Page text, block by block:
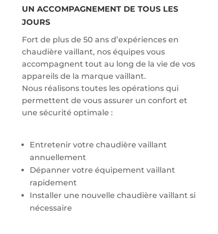
UN ACCOMPAGNEMENT DE TOUS LES
JOURS
Fort de plus de 50 ans d’expériences en
chaudière vaillant, nos équipes vous
accompagnent tout au long de la vie de vos
appareils de la marque vaillant.
Nous réalisons toutes les opérations qui
permettent de vous assurer un confort et
une sécurité optimale :
Entretenir votre chaudière vaillant
annuellement
Dépanner votre équipement vaillant
rapidement
Installer une nouvelle chaudière vaillant si
nécessaire